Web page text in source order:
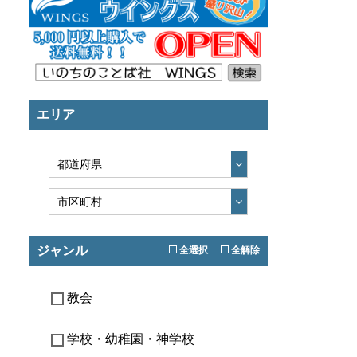
エリア
ジャンル 全選択 全解除
教会
学校・幼稚園・神学校